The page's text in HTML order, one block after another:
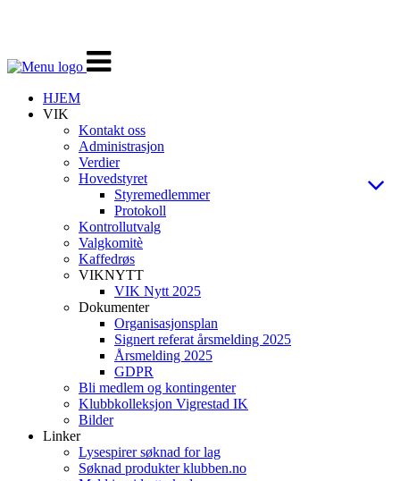
Veksle
navigasjon
HJEM
VIK
Kontakt oss
Administrasjon
Verdier
Hovedstyret
Styremedlemmer
Protokoll
Kontrollutvalg
Valgkomitè
Kaffedrøs
VIKNYTT
VIK Nytt 2025
Dokumenter
Organisasjonsplan
Signert referat årsmelding 2025
Årsmelding 2025
GDPR
Bli medlem og kontingenter
Klubbkolleksjon Vigrestad IK
Bilder
Linker
Lysespirer søknad for lag
Søknad produkter klubben.no